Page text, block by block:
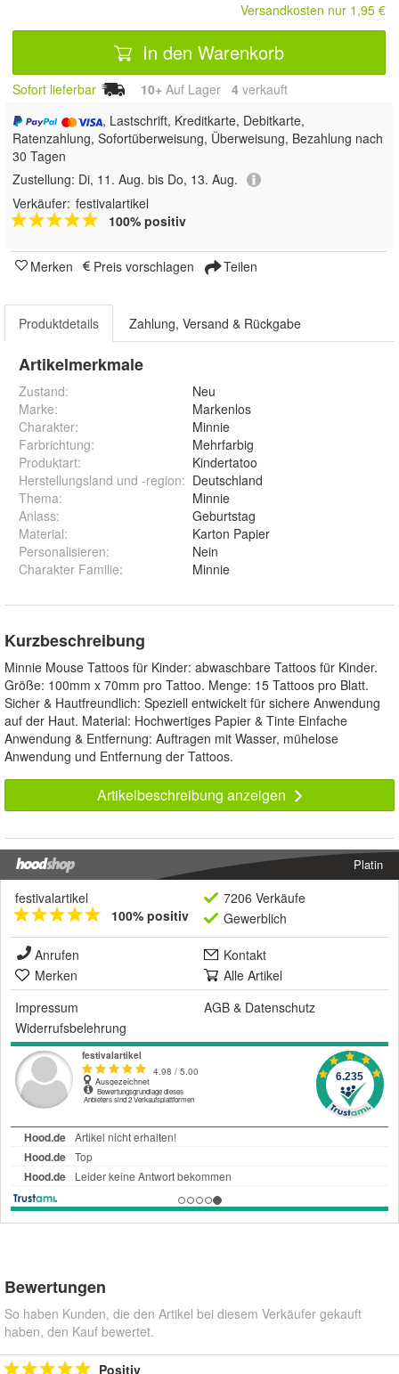
Versandkosten nur 1,95 €
In den Warenkorb
Sofort lieferbar 10+ Auf Lager 4 verkauft
, Lastschrift, Kreditkarte, Debitkarte,
Ratenzahlung, Sofortüberweisung, Überweisung, Bezahlung nach
30 Tagen
Zustellung: Di, 11. Aug. bis Do, 13. Aug.
Verkäufer: festivalartikel
100% positiv
Merken Preis vorschlagen Teilen
Produktdetails Zahlung, Versand & Rückgabe
Artikelmerkmale
Zustand:
Neu
Marke:
Markenlos
Charakter:
Minnie
Farbrichtung:
Mehrfarbig
Produktart:
Kindertatoo
Herstellungsland und -region: Deutschland
Thema:
Minnie
Anlass:
Geburtstag
Material:
Karton Papier
Personalisieren:
Nein
Charakter Familie: Minnie
Kurzbeschreibung
Minnie Mouse Tattoos für Kinder: abwaschbare Tattoos für Kinder.
Größe: 100mm x 70mm pro Tattoo. Menge: 15 Tattoos pro Blatt.
Sicher & Hautfreundlich: Speziell entwickelt für sichere Anwendung
auf der Haut. Material: Hochwertiges Papier & Tinte Einfache
Anwendung & Entfernung: Auftragen mit Wasser, mühelose
Anwendung und Entfernung der Tattoos.
Artikelbeschreibung anzeigen
Platin
festivalartikel
100% positiv
7206 Verkäufe
Gewerblich
Anrufen
Kontakt
Merken
Alle Artikel
Impressum
AGB & Datenschutz
Widerrufsbelehrung
Bewertungen
So haben Kunden, die den Artikel bei diesem Verkäufer gekauft
haben, den Kauf bewertet.
Positiv